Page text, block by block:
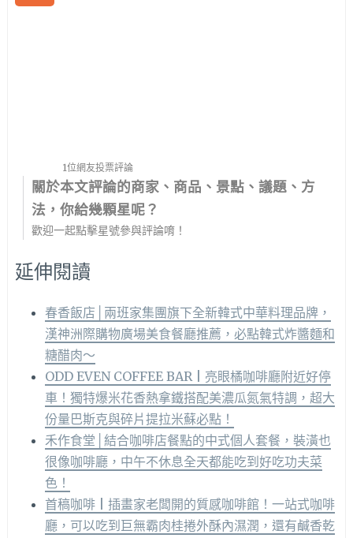
1位網友投票評論
關於本文評論的商家、商品、景點、議題、方
法，你給幾顆星呢？
歡迎一起點擊星號參與評論唷！
延伸閱讀
春香飯店│兩班家集團旗下全新韓式中華料理品牌，
漢神洲際購物廣場美食餐廳推薦，必點韓式炸醬麵和
糖醋肉～
ODD EVEN COFFEE BAR | 亮眼橘咖啡廳附近好停
車！獨特爆米花香熱拿鐵搭配美濃瓜氮氣特調，超大
份量巴斯克與碎片提拉米蘇必點！
禾作食堂│結合咖啡店餐點的中式個人套餐，裝潢也
很像咖啡廳，中午不休息全天都能吃到好吃功夫菜
色！
首稿咖啡 | 插畫家老闆開的質感咖啡館！一站式咖啡
廳，可以吃到巨無霸肉桂捲外酥內濕潤，還有鹹香乾